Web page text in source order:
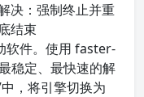
决：强制终止并重
结束
软件。使用 faster-
稳定、最快速的解
，将引擎切换为